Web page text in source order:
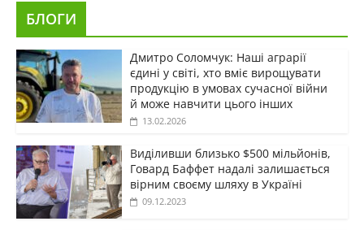
БЛОГИ
Дмитро Соломчук: Наші аграрії
єдині у світі, хто вміє вирощувати
продукцію в умовах сучасної війни
й може навчити цього інших
13.02.2026
Виділивши близько $500 мільйонів,
Говард Баффет надалі залишається
вірним своєму шляху в Україні
09.12.2023